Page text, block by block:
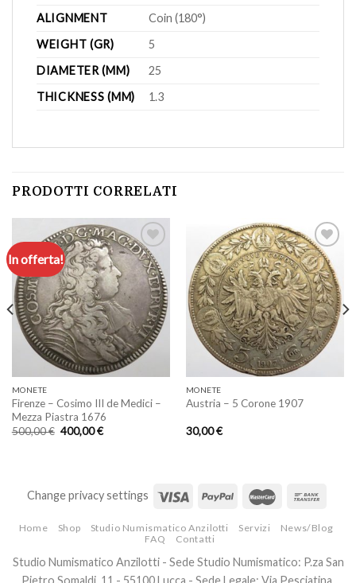
ALIGNMENT
Coin (180°)
WEIGHT (GR)
5
DIAMETER (MM)
25
THICKNESS (MM)
1.3
PRODOTTI CORRELATI
In offerta!
Aggiungi
a lista
dei
desideri
MONETE
Firenze – Cosimo III de Medici –
Mezza Piastra 1676
500,00€ Il
prezzo
400,00€Il
Aggiungi
a lista
dei
desideri
MONETE
Austria – 5 Corone 1907
30,00€
Change privacy settings
Home Shop Studio Numismatico Anzilotti Servizi
News/Blog
FAQ
Contatti
Studio Numismatico Anzilotti - Sede Studio Numismatico: P.za San